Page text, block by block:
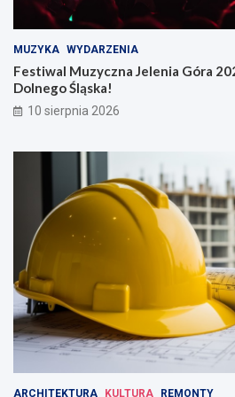
i
ż
j
e
r
i
S
a
k
i
ą
s
k
a
!
MUZYKA WYDARZENIA
Festiwal Muzyczna Jelenia Góra
Dolnego Śląska!
10 sierpnia 2026
ARCHITEKTURA KULTURA REMONTY